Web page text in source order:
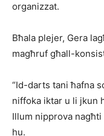
organizzat.
Bħala plejer, Gera
magħruf għall-
“Id-darts tani ħafna
niffoka iktar u li jkun
Illum nipprova
hu.